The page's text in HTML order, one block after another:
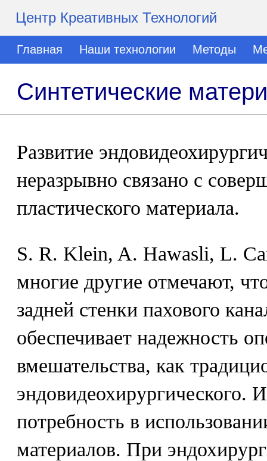
Центр Креативных Технологий
Главная Наши технологии Методы
Синтетические
Развитие
неразрывно связано с
пластического материала.
S. R. Klein, A. Hawasli, L.
многие другие отмечают,
задней стенки пахового
обеспечивает надежность
вмешательства, как
эндовидеохирургического.
потребность в
материалов. При